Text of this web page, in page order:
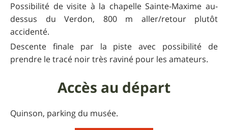
Possibilité de visite à la chapelle Sainte-Maxime au-
dessus du Verdon, 800 m aller/retour plutôt
accidenté.
Descente finale par la piste avec possibilité de
prendre le tracé noir très raviné pour les amateurs.
Accès au départ
Quinson, parking du musée.